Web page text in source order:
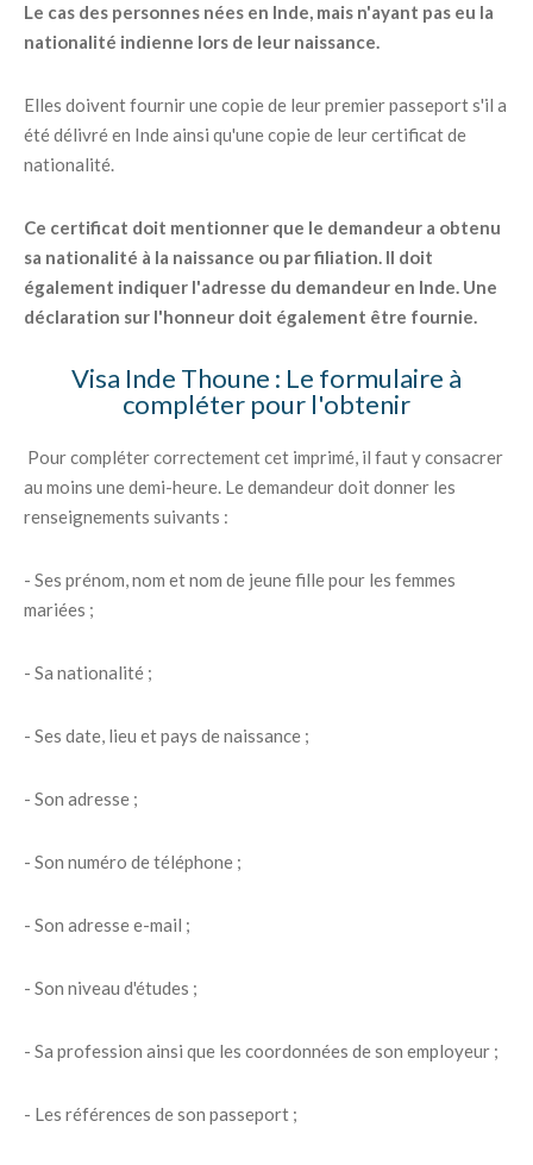
Le cas des personnes nées en Inde, mais n'ayant pas eu la
nationalité indienne lors de leur naissance.
Elles doivent fournir une copie de leur premier passeport s'il a
été délivré en Inde ainsi qu'une copie de leur certificat de
nationalité.
Ce certificat doit mentionner que le demandeur a obtenu
sa nationalité à la naissance ou par filiation. Il doit
également indiquer l'adresse du demandeur en Inde. Une
déclaration sur l'honneur doit également être fournie.
Visa Inde Thoune : Le formulaire à
compléter pour l'obtenir
Pour compléter correctement cet imprimé, il faut y consacrer
au moins une demi-heure. Le demandeur doit donner les
renseignements suivants :
- Ses prénom, nom et nom de jeune fille pour les femmes
mariées ;
- Sa nationalité ;
- Ses date, lieu et pays de naissance ;
- Son adresse ;
- Son numéro de téléphone ;
- Son adresse e-mail ;
- Son niveau d'études ;
- Sa profession ainsi que les coordonnées de son employeur ;
- Les références de son passeport ;